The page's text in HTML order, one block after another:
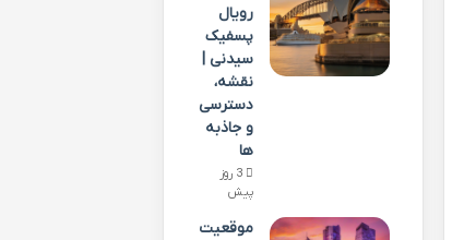
رویال
پسفیک
سیدنی |
نقشه،
دسترسی
و جاذبه
ها
3 روز
پیش
موقعیت